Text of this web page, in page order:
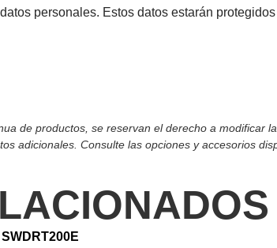
personales. Estos datos estarán
de productos, se reservan el derecho a modificar
adicionales. Consulte las opciones y accesorios